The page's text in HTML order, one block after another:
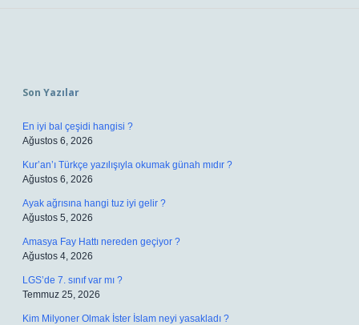
Son Yazılar
En iyi bal çeşidi hangisi ?
Ağustos 6, 2026
Kur’an’ı Türkçe yazılışıyla okumak günah mıdır ?
Ağustos 6, 2026
Ayak ağrısına hangi tuz iyi gelir ?
Ağustos 5, 2026
Amasya Fay Hattı nereden geçiyor ?
Ağustos 4, 2026
LGS’de 7. sınıf var mı ?
Temmuz 25, 2026
Kim Milyoner Olmak İster İslam neyi yasakladı ?